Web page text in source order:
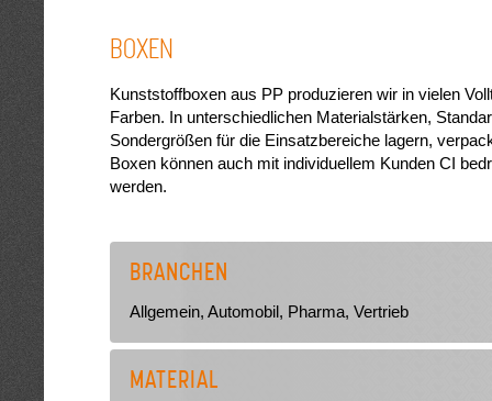
BOXEN
Kunststoffboxen aus PP produzieren wir in vielen
Farben. In unterschiedlichen Materialstärken,
Sondergrößen für die Einsatzbereiche lagern,
Boxen können auch mit individuellem Kunden CI
werden.
BRANCHEN
Allgemein, Automobil, Pharma, Vertrieb
MATERIAL